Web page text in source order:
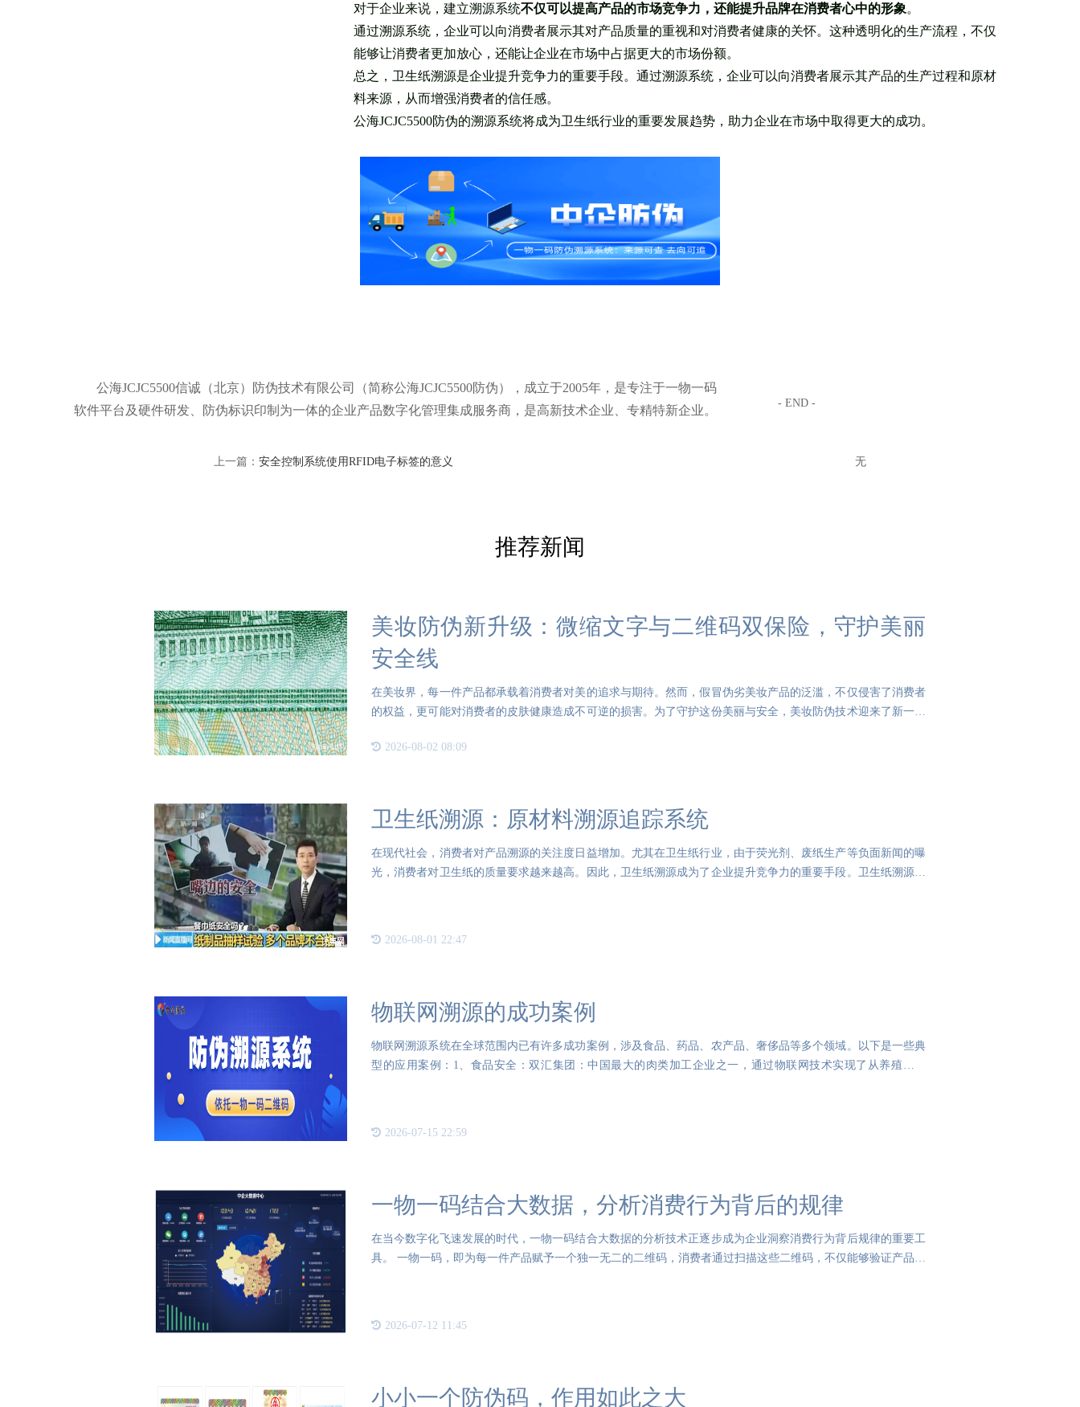
对于企业来说，建立溯源系统不仅可以提高产品的市场竞争力，还能提升品牌在消费者心中的形象。
通过溯源系统，企业可以向消费者展示其对产品质量的重视和对消费者健康的关怀。这种透明化的生产流程，不仅
能够让消费者更加放心，还能让企业在市场中占据更大的市场份额。
总之，卫生纸溯源是企业提升竞争力的重要手段。通过溯源系统，企业可以向消费者展示其产品的生产过程和原材
料来源，从而增强消费者的信任感。
公海JCJC5500防伪的溯源系统将成为卫生纸行业的重要发展趋势，助力企业在市场中取得更大的成功。
公海JCJC5500信诚（北京）防伪技术有限公司（简称公海JCJC5500防伪），成立于2005年，是专注于一物一码
软件平台及硬件研发、防伪标识印制为一体的企业产品数字化管理集成服务商，是高新技术企业、专精特新企业。
- END -
上一篇： 安全控制系统使用RFID电子标签的意义 无
推荐新闻
美妆防伪新升级：微缩文字与二维码双保险，守护美丽
安全线
在美妆界，每一件产品都承载着消费者对美的追求与期待。然而，假冒伪劣美妆产品的泛滥，不仅侵害了消费者
的权益，更可能对消费者的皮肤健康造成不可逆的损害。为了守护这份美丽与安全，美妆防伪技术迎来了新一轮
2026-08-02 08:09
卫生纸溯源：原材料溯源追踪系统
在现代社会，消费者对产品溯源的关注度日益增加。尤其在卫生纸行业，由于荧光剂、废纸生产等负面新闻的曝
光，消费者对卫生纸的质量要求越来越高。因此，卫生纸溯源成为了企业提升竞争力的重要手段。卫生纸溯源的
2026-08-01 22:47
物联网溯源的成功案例
物联网溯源系统在全球范围内已有许多成功案例，涉及食品、药品、农产品、奢侈品等多个领域。以下是一些典
型的应用案例：1、食品安全：双汇集团：中国最大的肉类加工企业之一，通过物联网技术实现了从养殖、屠
2026-07-15 22:59
一物一码结合大数据，分析消费行为背后的规律
在当今数字化飞速发展的时代，一物一码结合大数据的分析技术正逐步成为企业洞察消费行为背后规律的重要工
具。 一物一码，即为每一件产品赋予一个独一无二的二维码，消费者通过扫描这些二维码，不仅能够验证产品的
2026-07-12 11:45
小小一个防伪码，作用如此之大